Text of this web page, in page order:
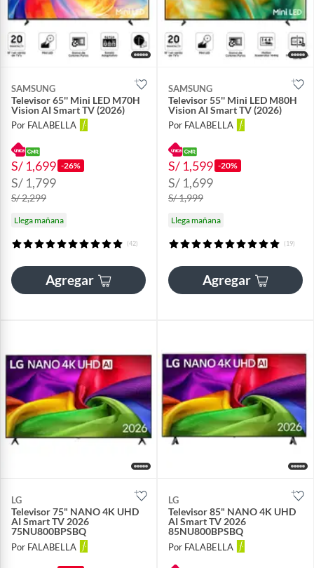
SAMSUNG
Televisor 65'' Mini LED M70H
Vision AI Smart TV (2026)
Por FALABELLA
S/ 1,699 -26%
S/ 1,799
S/ 2,299
Llega mañana
(42)
Agregar
SAMSUNG
Televisor 55'' Mini LED M80H
Vision AI Smart TV (2026)
Por FALABELLA
S/ 1,599 -20%
S/ 1,699
S/ 1,999
Llega mañana
(19)
Agregar
LG
Televisor 75" NANO 4K UHD
AI Smart TV 2026
75NU800BPSBQ
Por FALABELLA
LG
Televisor 85" NANO 4K UHD
AI Smart TV 2026
85NU800BPSBQ
Por FALABELLA